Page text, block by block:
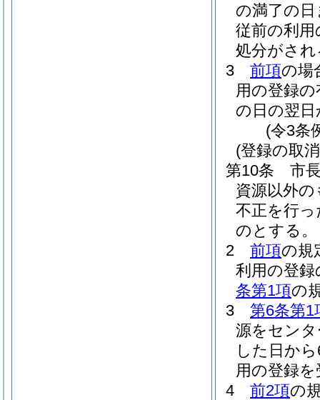
の満了の
従前の利
処分がさ
3
前項の場
用の登録
の日の翌
(令3条
(登録の取
第10条
市
資源以外
不正を行
のとする。
2
前項の規
利用の登
条第1項の
3
第6条第1
源をセン
した日か
用の登録
4
前2項の